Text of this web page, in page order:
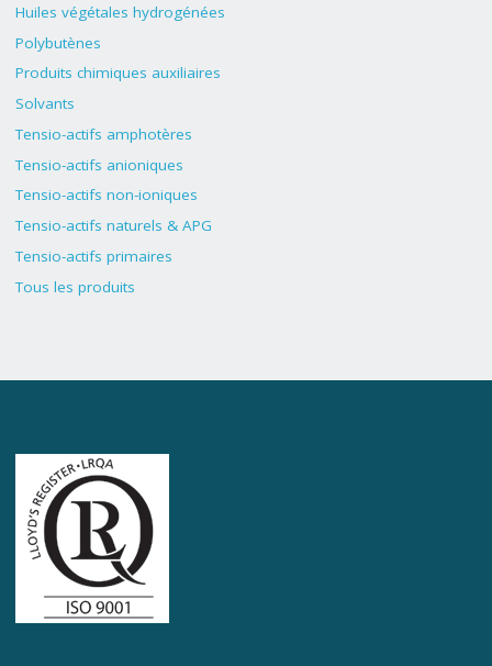
Huiles végétales hydrogénées
Polybutènes
Produits chimiques auxiliaires
Solvants
Tensio-actifs amphotères
Tensio-actifs anioniques
Tensio-actifs non-ioniques
Tensio-actifs naturels & APG
Tensio-actifs primaires
Tous les produits